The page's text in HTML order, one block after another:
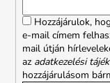
Hozzájárulok,
e-mail címem
mail útján
az adatkezelési
hozzájárulásom